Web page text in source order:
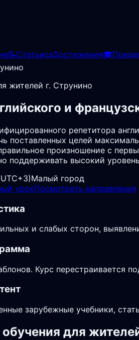
📝Статьи📜Достижения🎓
жителей г. Струнино
и
репетитора
поставленных целей
произношение с
поддерживать высокий
Малый город
урокПосмотреть направления
и слабых сторон,
Курс перестраивается
зарубежные учебники,
для